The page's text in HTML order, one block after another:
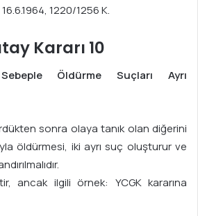
16.6.1964, 1220/1256 K.
Kararı 10
Öldürme Suçları Ayrı
sonra olaya tanık olan diğerini
öldürmesi, iki ayrı suç oluşturur ve
ancak ilgili örnek: YCGK kararına